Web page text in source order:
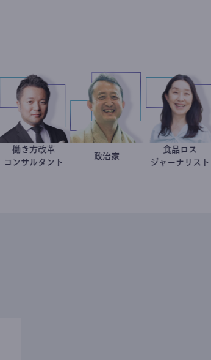
働き方改革
コンサルタント
井
食
ジャー